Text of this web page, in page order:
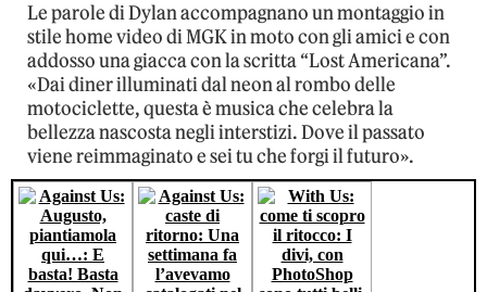
Le parole di Dylan accompagnano un montaggio in
stile home video di MGK in moto con gli amici e con
addosso una giacca con la scritta “Lost Americana”.
«Dai diner illuminati dal neon al rombo delle
motociclette, questa è musica che celebra la
bellezza nascosta negli interstizi. Dove il passato
viene reimmaginato e sei tu che forgi il futuro».